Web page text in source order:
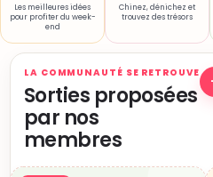
Les meilleures idées
pour profiter du week-
end
Chinez, dénichez et
trouvez des trésors
LA COMMUNAUTÉ SE RETROUVE
Sorties proposées
par nos
membres